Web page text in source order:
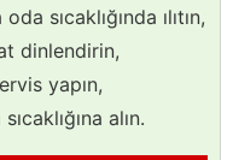
sıcaklığında ılıtın,
dinlendirin,
yapın,
alın.